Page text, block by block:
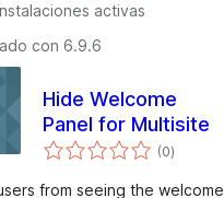
activas
con 6.9.6
Hide Welcome
Panel for Multisite
(0total
de
)
from seeing the welcome